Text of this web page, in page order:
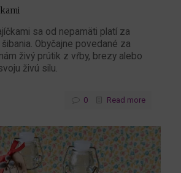
sa od nepamäti platí za
Obyčajne povedané za
živý prútik z vŕby, brezy alebo
živú silu.
0 Read more